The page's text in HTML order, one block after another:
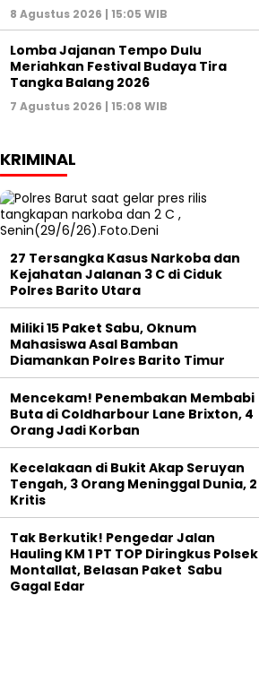
8 Agustus 2026 | 15:05 WIB
Lomba Jajanan Tempo Dulu
Meriahkan Festival Budaya Tira
Tangka Balang 2026
7 Agustus 2026 | 15:08 WIB
KRIMINAL
27 Tersangka Kasus Narkoba dan
Kejahatan Jalanan 3 C di Ciduk
Polres Barito Utara
Miliki 15 Paket Sabu, Oknum
Mahasiswa Asal Bamban
Diamankan Polres Barito Timur
Mencekam! Penembakan Membabi
Buta di Coldharbour Lane Brixton, 4
Orang Jadi Korban
Kecelakaan di Bukit Akap Seruyan
Tengah, 3 Orang Meninggal Dunia, 2
Kritis
Tak Berkutik! Pengedar Jalan
Hauling KM 1 PT TOP Diringkus Polsek
Montallat, Belasan Paket Sabu
Gagal Edar